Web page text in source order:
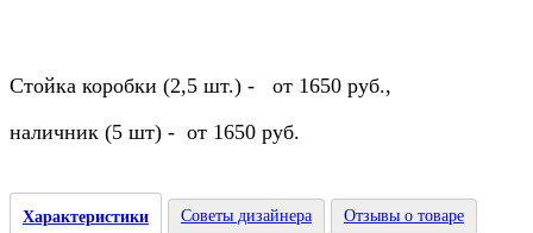
Стойка коробки (2,5 шт.) - от 1650 руб.,
наличник (5 шт) - от 1650 руб.
Характеристики Советы дизайнера Отзывы о товаре